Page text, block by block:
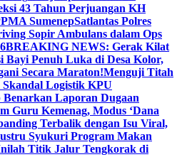
43 Tahun Perjuangan KH
SumenepSatlantas Polres
Sopir Ambulans dalam Ops
BREAKING NEWS: Gerak Kilat
Bayi Penuh Luka di Desa Kolor,
Secara Maraton!Menguji Titah
Skandal Logistik KPU
Benarkan Laporan Dugaan
Guru Kemenag, Modus ‘Dana
Terbalik dengan Isu Viral,
Syukuri Program Makan
Titik Jalur Tengkorak di